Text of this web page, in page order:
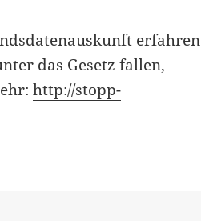
erfahren
das Gesetz fallen,
http://stopp-